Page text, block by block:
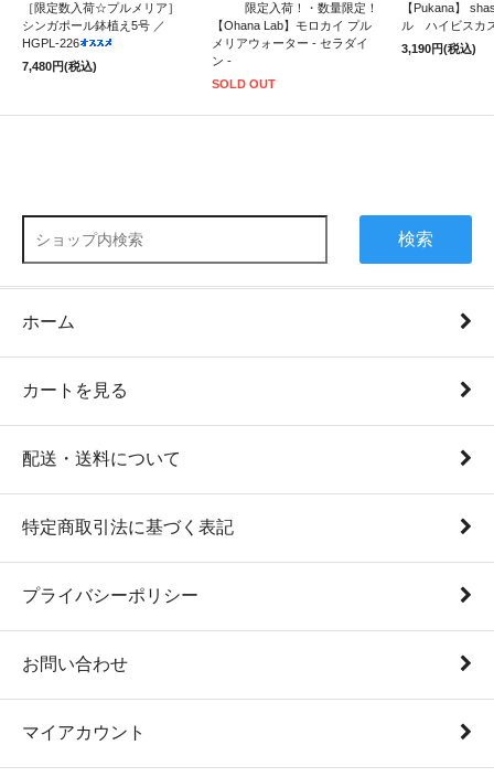
［限定数入荷☆プルメリア］
シンガポール鉢植え5号 ／
HGPL-226
7,480円(税込)
限定入荷！・数量限定！
【Ohana Lab】モロカイ プル
メリアウォーター - セラダイ
ン -
SOLD OUT
【Pukana】
ル ハイビスカ
3,190円(税込)
検索
ホーム
カートを見る
配送・送料について
特定商取引法に基づく表記
プライバシーポリシー
お問い合わせ
マイアカウント